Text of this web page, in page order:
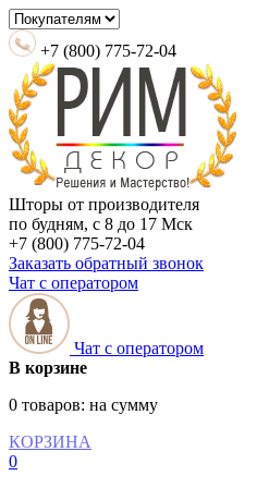
+7 (800) 775-72-04
Шторы от производителя
по будням, с 8 до 17 Мск
+7 (800) 775-72-04
Заказать обратный звонок
Чат с оператором
Чат с оператором
В корзине
0 товаров: на сумму
КОРЗИНА
0